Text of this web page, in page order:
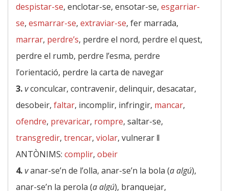
despistar-se, enclotar-se, ensotar-se, esgarriar-
se, esmarrar-se, extraviar-se, fer marrada,
marrar, perdre’s, perdre el nord, perdre el quest,
perdre el rumb, perdre l’esma, perdre
l’orientació, perdre la carta de navegar
3.vconculcar, contravenir, delinquir, desacatar,
desobeir, faltar, incomplir, infringir, mancar,
ofendre, prevaricar, rompre, saltar-se,
transgredir, trencar, violar, vulnerar ‖
ANTÒNIMS: complir, obeir
4.vanar-se’n de l’olla, anar-se’n la bola (a algú),
anar-se’n la perola (a algú), branquejar,